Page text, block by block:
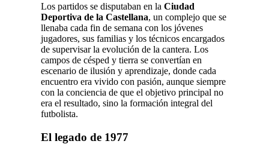
Los partidos se disputaban en la Ciudad
Deportiva de la Castellana, un complejo que se
llenaba cada fin de semana con los jóvenes
jugadores, sus familias y los técnicos encargados
de supervisar la evolución de la cantera. Los
campos de césped y tierra se convertían en
escenario de ilusión y aprendizaje, donde cada
encuentro era vivido con pasión, aunque siempre
con la conciencia de que el objetivo principal no
era el resultado, sino la formación integral del
futbolista.
El legado de 1977